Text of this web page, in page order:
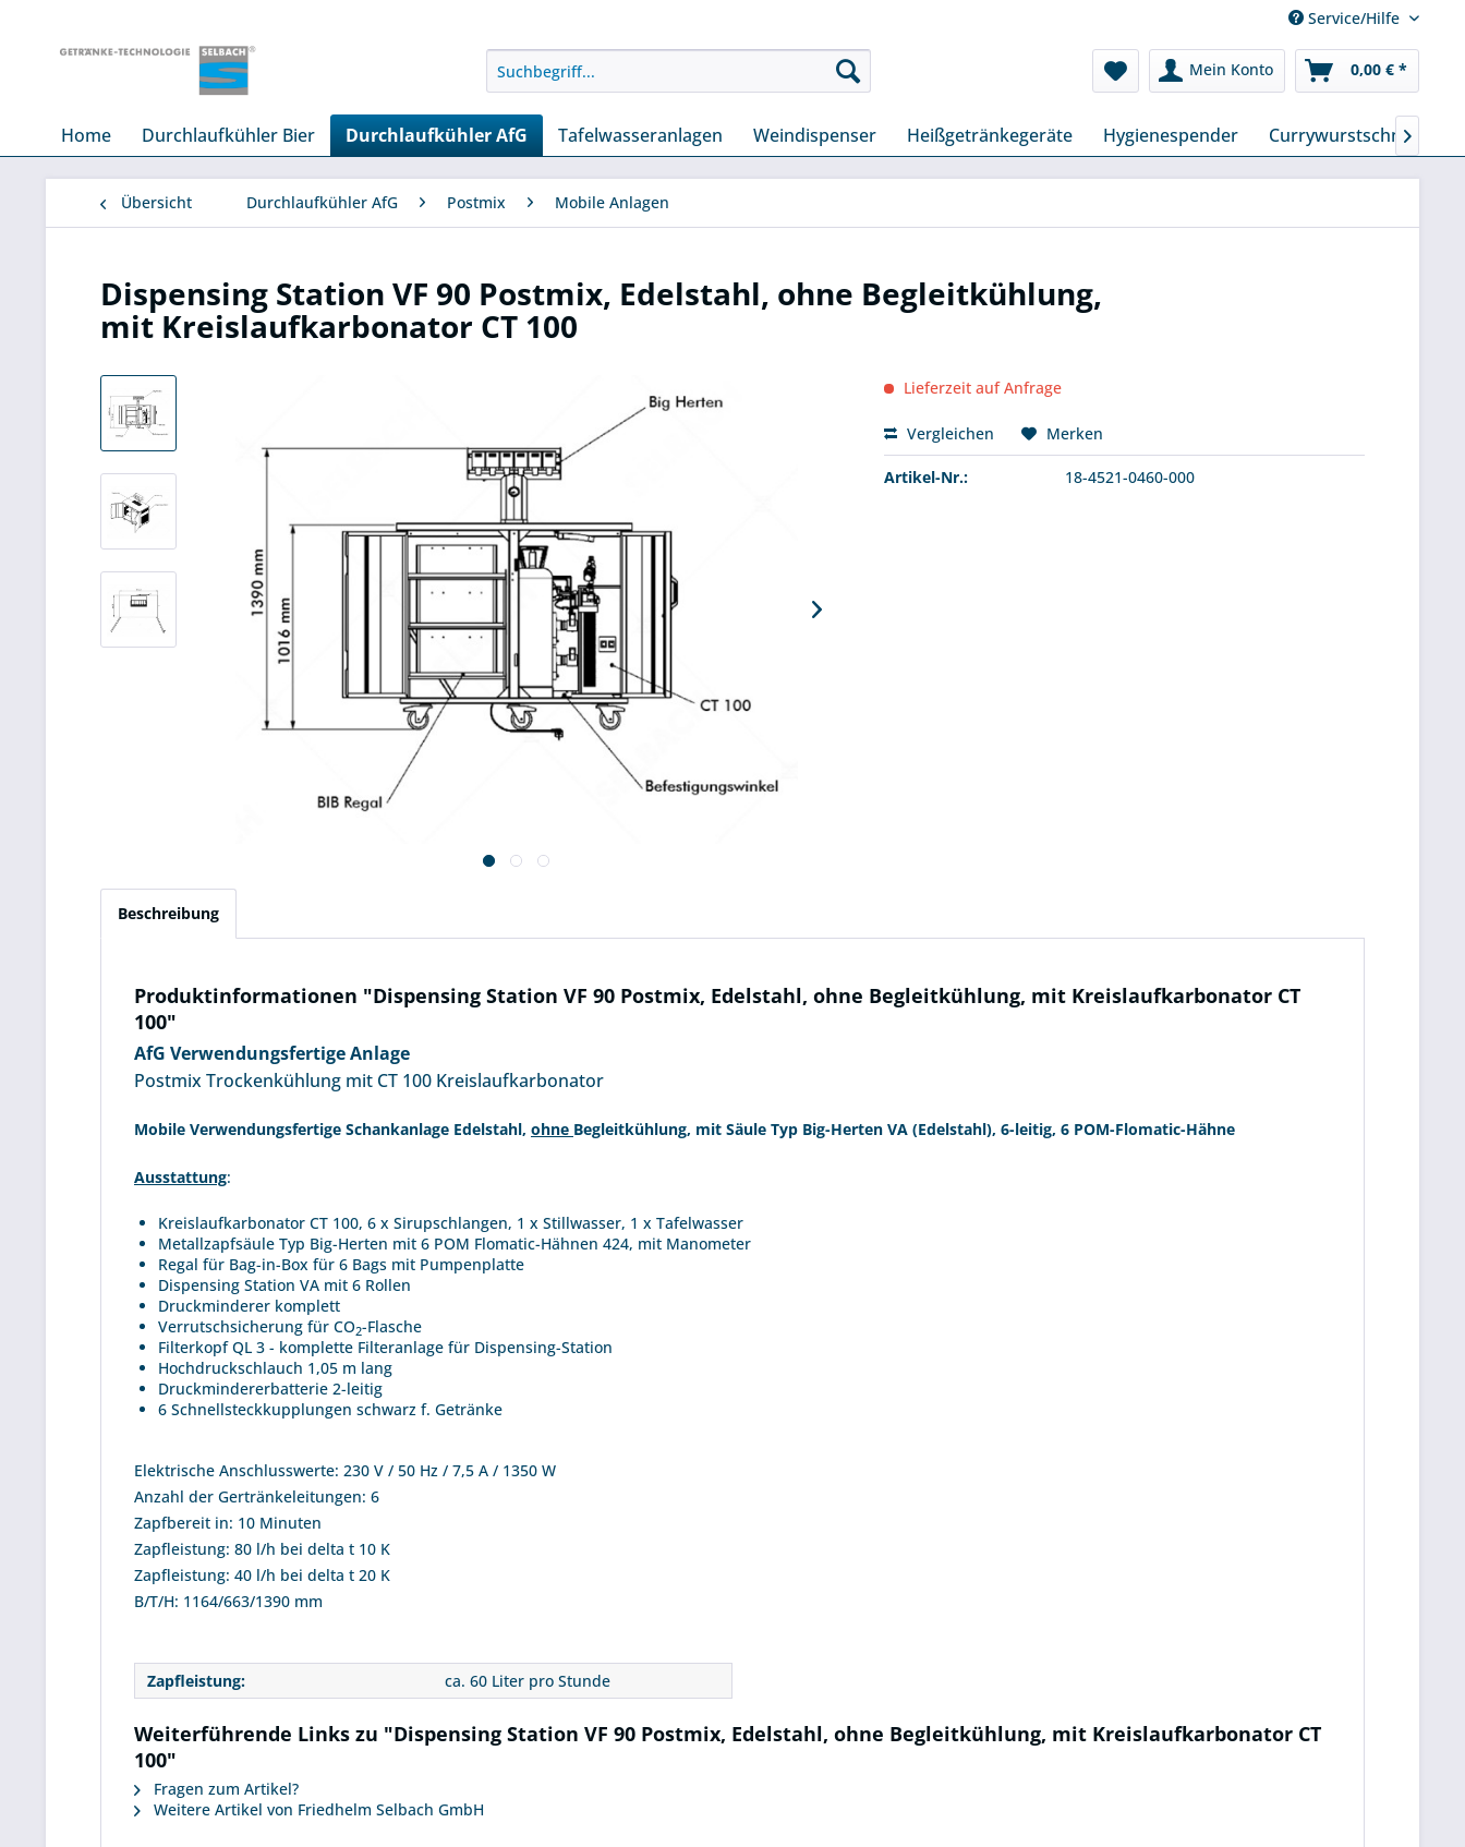
Service/Hilfe
Mein Konto 0,00 € *
Home Durchlaufkühler Bier Durchlaufkühler AfG Tafelwasseranlagen Weindispenser Heißgetränkegeräte Hygienespender Currywurstschneider

Übersicht Durchlaufkühler AfG Postmix Mobile Anlagen
Dispensing Station VF 90 Postmix, Edelstahl, ohne Begleitkühlung,
mit Kreislaufkarbonator CT 100
Lieferzeit auf Anfrage
Vergleichen Merken
Artikel-Nr.: 18-4521-0460-000
Beschreibung
Produktinformationen "Dispensing Station VF 90 Postmix, Edelstahl, ohne Begleitkühlung, mit Kreislaufkarbonator CT
100"
AfG Verwendungsfertige Anlage
Postmix Trockenkühlung mit CT 100 Kreislaufkarbonator
Mobile Verwendungsfertige Schankanlage Edelstahl, ohne Begleitkühlung, mit Säule Typ Big-Herten VA (Edelstahl), 6-leitig, 6 POM-Flomatic-Hähne
Ausstattung:
Kreislaufkarbonator CT 100, 6 x Sirupschlangen, 1 x Stillwasser, 1 x Tafelwasser
Metallzapfsäule Typ Big-Herten mit 6 POM Flomatic-Hähnen 424, mit Manometer
Regal für Bag-in-Box für 6 Bags mit Pumpenplatte
Dispensing Station VA mit 6 Rollen
Druckminderer komplett
Verrutschsicherung für CO2-Flasche
Filterkopf QL 3 - komplette Filteranlage für Dispensing-Station
Hochdruckschlauch 1,05 m lang
Druckmindererbatterie 2-leitig
6 Schnellsteckkupplungen schwarz f. Getränke
Elektrische Anschlusswerte: 230 V / 50 Hz / 7,5 A / 1350 W
Anzahl der Gertränkeleitungen: 6
Zapfbereit in: 10 Minuten
Zapfleistung: 80 l/h bei delta t 10 K
Zapfleistung: 40 l/h bei delta t 20 K
B/T/H: 1164/663/1390 mm
Zapfleistung: ca. 60 Liter pro Stunde
Weiterführende Links zu "Dispensing Station VF 90 Postmix, Edelstahl, ohne Begleitkühlung, mit Kreislaufkarbonator CT
100"
Fragen zum Artikel?
Weitere Artikel von Friedhelm Selbach GmbH